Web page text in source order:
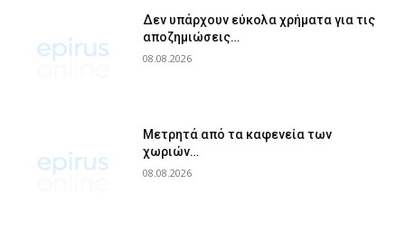
Δεν υπάρχουν εύκολα χρήματα για τις
αποζημιώσεις…
08.08.2026
Μετρητά από τα καφενεία των
χωριών…
08.08.2026